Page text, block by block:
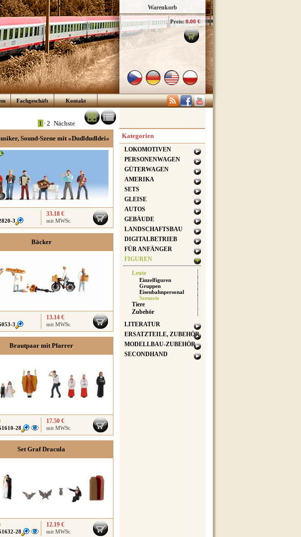
Warenkorb
Preis: 0.00 €
Fachgeschäft Kontakt
1 • 2 Nächste
Sound-Szene mit »Dudldudldei«
3
33.18 €
mit MWSt.
Bäcker
3
13.14 €
mit MWSt.
Brautpaar mit Pfarrer
28
17.50 €
mit MWSt.
Set Graf Dracula
28
12.19 €
mit MWSt.
Kategorien
LOKOMOTIVEN
PERSONENWAGEN
GÜTERWAGEN
AMERIKA
SETS
GLEISE
AUTOS
GEBÄUDE
LANDSCHAFTSBAU
DIGITALBETRIEB
FÜR ANFÄNGER
FIGUREN
Leute
Einzelfiguren
Gruppen
Eisenbahnpersonal
Szenerie
Tiere
Zubehör
LITERATUR
ERSATZTEILE, ZUBEHÖR
MODELLBAU-ZUBEHÖR
SECONDHAND